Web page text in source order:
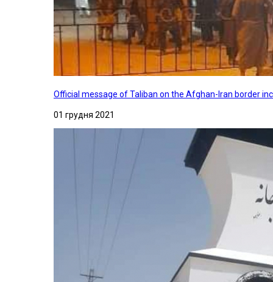
Official message of Taliban on the Afghan-Iran border
01 грудня 2021